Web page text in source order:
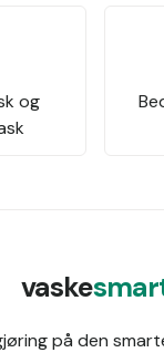
og
vaske
på den